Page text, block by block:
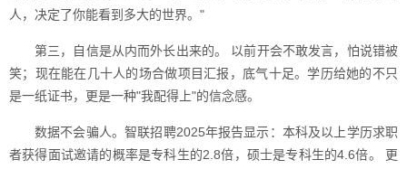
人，决定了你能看到多大的世界。"
第三，自信是从内而外长出来的。 以前开会不敢发言，怕说错被
笑；现在能在几十人的场合做项目汇报，底气十足。学历给她的不只
是一纸证书，更是一种"我配得上"的信念感。
数据不会骗人。智联招聘2025年报告显示：本科及以上学历求职
者获得面试邀请的概率是专科生的2.8倍，硕士是专科生的4.6倍。 更